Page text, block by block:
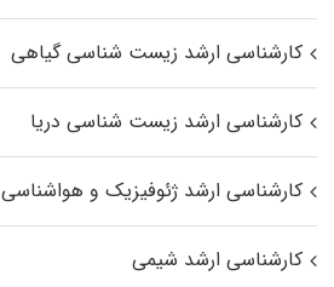
کارشناسی ارشد زیست‌ شناسی گیاهی
کارشناسی ارشد زیست‌ شناسی دریا
کارشناسی ارشد ژئوفیزیک و هواشناسی
کارشناسی ارشد شیمی